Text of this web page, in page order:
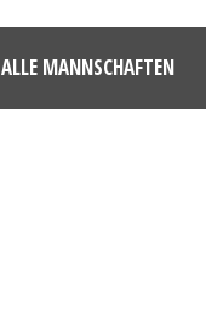
ALLE MANNSCHAFTEN